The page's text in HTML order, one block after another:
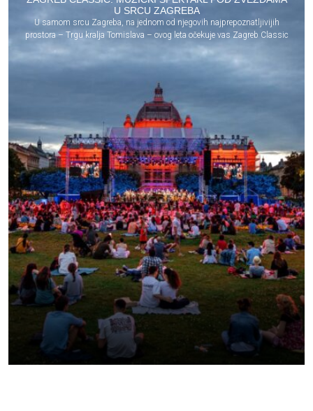
U SRCU ZAGREBA
U samom srcu Zagreba, na jednom od njegovih najprepoznatljivijih
prostora – Trgu kralja Tomislava – ovog leta očekuje vas Zagreb Classic